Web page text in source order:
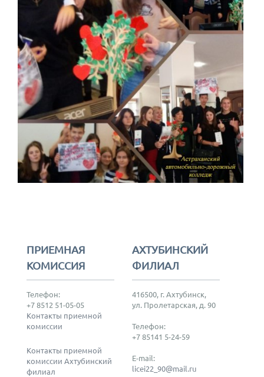
ПРИЕМНАЯ
КОМИССИЯ
Телефон:
+7 8512 51-05-05
Контакты приемной
комиссии
Контакты приемной
комиссии Ахтубинский
филиал
АХТУБИНСКИЙ
ФИЛИАЛ
416500, г. Ахтубинск,
ул. Пролетарская, д. 90
Телефон:
+7 85141 5-24-59
E-mail:
licei22_90@mail.ru